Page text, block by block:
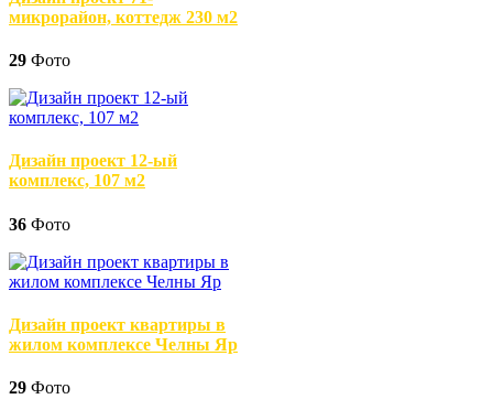
микрорайон, коттедж 230 м2
29 Фото
Дизайн проект 12-ый
комплекс, 107 м2
36 Фото
Дизайн проект квартиры в
жилом комплексе Челны Яр
29 Фото